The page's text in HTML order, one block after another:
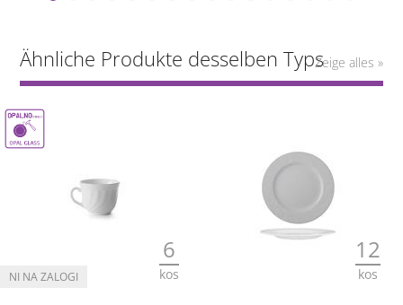
Ähnliche Produkte desselben TypsZeige alles »
6
kos
12
kos